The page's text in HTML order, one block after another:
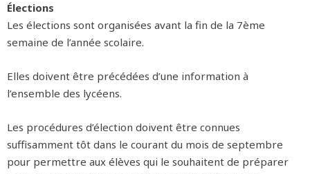
Élections
Les élections sont organisées avant la fin de la 7ème
semaine de l’année scolaire.
Elles doivent être précédées d’une information à
l’ensemble des lycéens.
Les procédures d’élection doivent être connues
suffisamment tôt dans le courant du mois de septembre
pour permettre aux élèves qui le souhaitent de préparer